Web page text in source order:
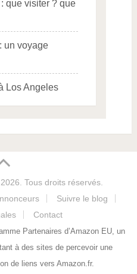
que visiter ? que
un voyage
Los Angeles
Tous droits réservés.
Suivre le blog
Contact
Partenaires d’Amazon EU, un
à des sites de percevoir une
de liens vers Amazon.fr.